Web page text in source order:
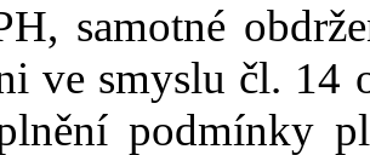
samotné
ve smyslu čl. 14
podmínky